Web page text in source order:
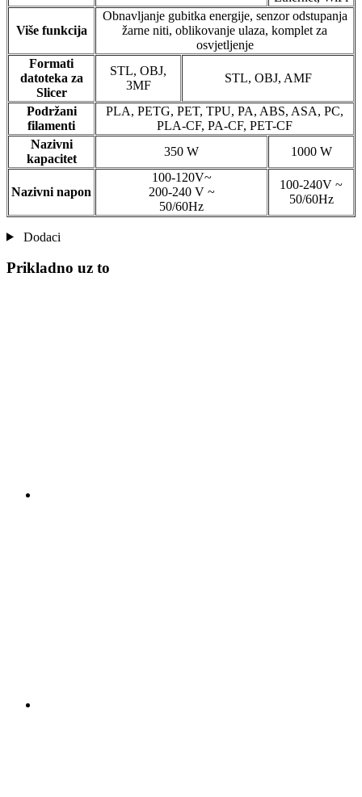
Više funkcija
Obnavljanje gubitka energije, senzor odstupanja
žarne niti, oblikovanje ulaza, komplet za
osvjetljenje
Formati
datoteka za
Slicer
STL, OBJ,
3MF
STL, OBJ, AMF
Podržani
filamenti
PLA, PETG, PET, TPU, PA, ABS, ASA, PC,
PLA-CF, PA-CF, PET-CF
Nazivni
kapacitet
350 W 1000 W
Nazivni napon
100-120V~
200-240 V ~
50/60Hz
100-240V ~
50/60Hz
Dodaci
Prikladno uz to